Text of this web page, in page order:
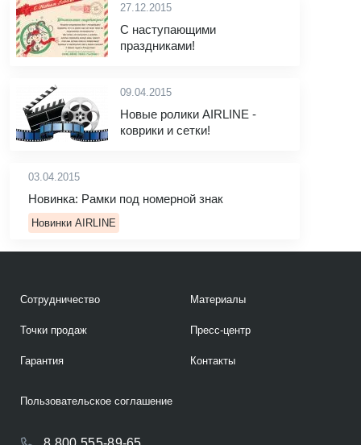
27.12.2015
С наступающими
праздниками!
09.04.2015
Новые ролики AIRLINE -
коврики и сетки!
03.04.2015
Новинка: Рамки под номерной знак
Новинки AIRLINE
Сотрудничество
Точки продаж
Гарантия
Материалы
Пресс-центр
Контакты
Пользовательское соглашение